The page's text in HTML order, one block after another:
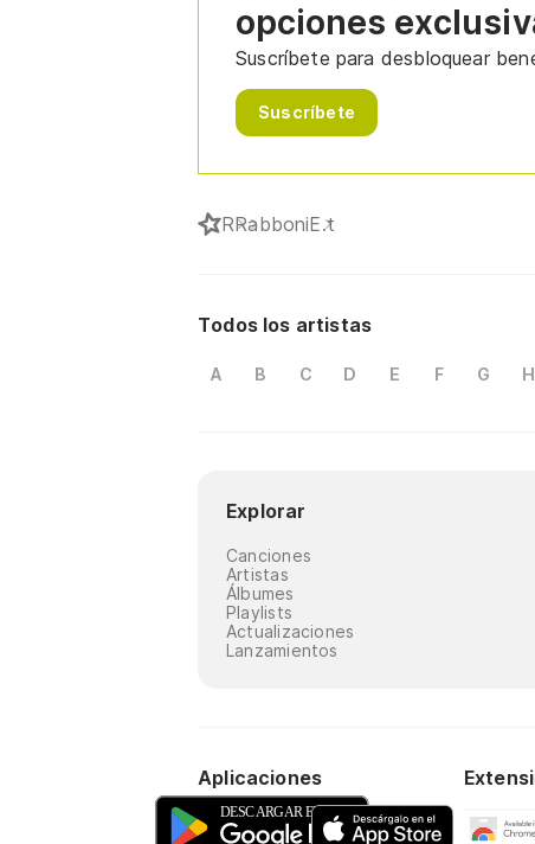
opciones
Suscríbete para desbloquear
Suscríbete
RRabboniE.t
Todos los artistas
A B C D E F G H
Explorar
Canciones
Artistas
Álbumes
Playlists
Actualizaciones
Lanzamientos
Aplicaciones